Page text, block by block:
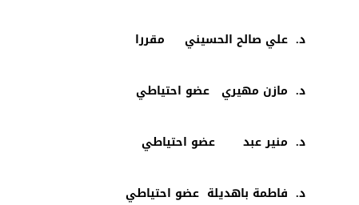
د. علي صالح الحسيني مقررا
د. مازن مهيري عضو احتياطي
د. منير عبد عضو احتياطي
د. فاطمة باهديلة عضو احتياطي